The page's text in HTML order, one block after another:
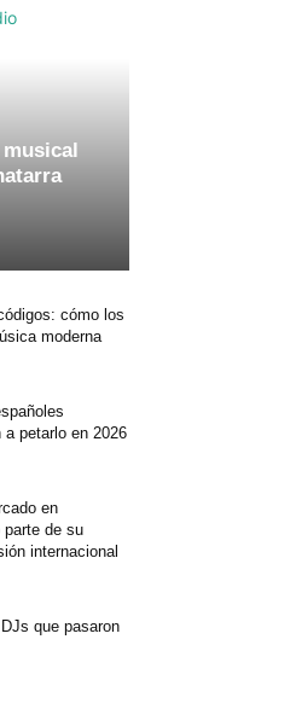
cómo los
moderna
petarlo en 2026
en
parte de su
internacional
que pasaron